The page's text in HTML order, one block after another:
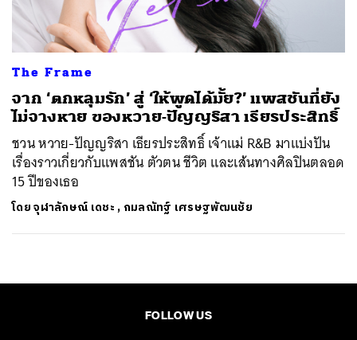
The Frame
จาก ‘ตกหลุมรัก’ สู่ ‘ให้พูดได้มั้ย?’ แพสชันที่ยัง
ไม่จางหาย ของหวาย-ปัญญริสา เธียรประสิทธิ์
ชวน หวาย-ปัญญริสา เธียรประสิทธิ์ เจ้าแม่ R&B มาแบ่งปัน
เรื่องราวเกี่ยวกับแพสชัน ตัวตน ชีวิต และเส้นทางศิลปินตลอด
15 ปีของเธอ
โดยจุฬาลักษณ์ เดชะ , กมลณัทฐ์ เศรษฐพัฒนชัย
FOLLOW US
ค้นหา
SHARE TWEET LINE EMAIL